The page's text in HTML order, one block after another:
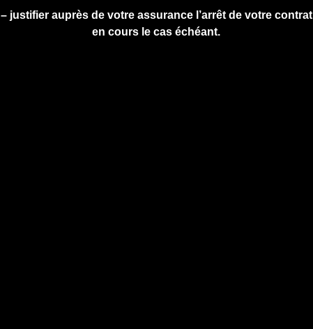
– justifier auprès de votre assurance l’arrêt de votre contrat
en cours le cas échéant.